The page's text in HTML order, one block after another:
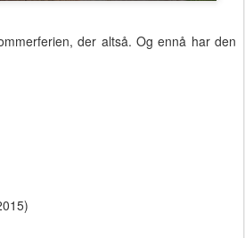
der altså. Og ennå har den